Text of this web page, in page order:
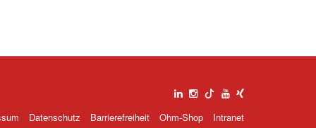
Datenschutz Barrierefreiheit Ohm-Shop Intranet